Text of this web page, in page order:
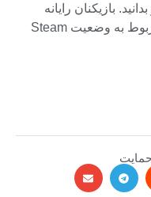
بازیکنان رایانه
شخصی همچنین می توانند جزئیات مربوط به وضعیت Steam